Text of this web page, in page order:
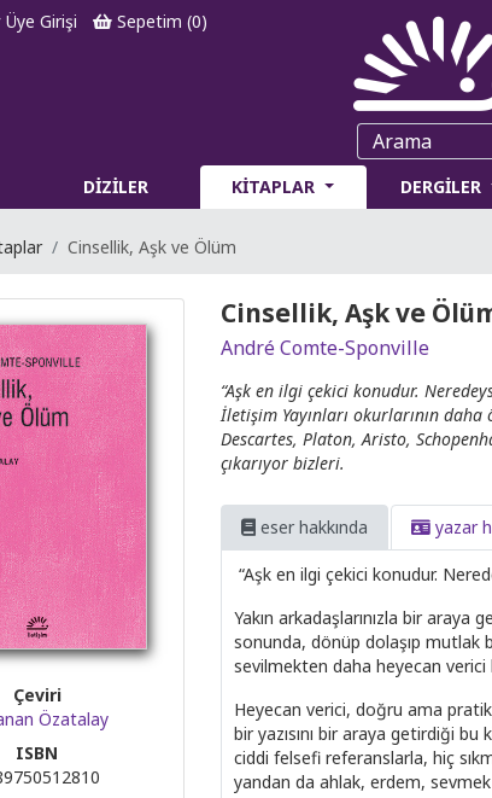
Üye Girişi Sepetim (0)
DİZİLER KİTAPLAR DERGİLER
Cinsellik, Aşk ve Ölüm
Çeviri
Özatalay
ISBN
Cinsellik, Aşk ve
André Comte-Sponville
“Aşk en ilgi çekici konudur.
İletişim Yayınları okurlarının
Descartes, Platon, Aristo,
çıkarıyor bizleri.
eser hakkında yazar
“Aşk en ilgi çekici konudur.
Yakın arkadaşlarınızla bir
sonunda, dönüp dolaşıp mutlak
sevilmekten daha heyecan
Heyecan verici, doğru ama
bir yazısını bir araya getirdiği
ciddi felsefi referanslarla, hiç
yandan da ahlak, erdem,